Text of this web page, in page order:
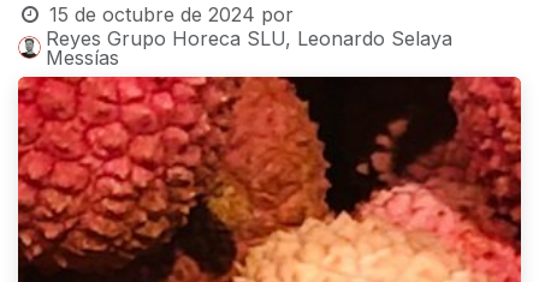
15 de octubre de 2024 por
Reyes Grupo Horeca SLU, Leonardo Selaya
Messías